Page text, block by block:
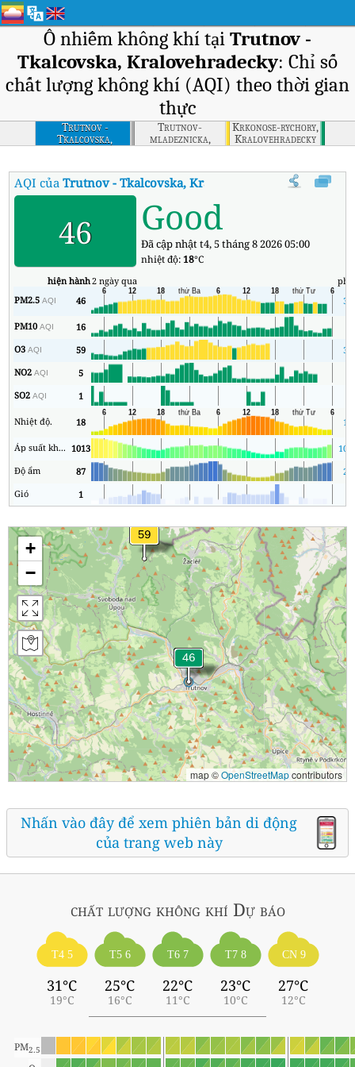
Ô nhiễm không khí tại Trutnov -
Tkalcovska, Kralovehradecky: Chỉ số
chất lượng không khí (AQI) theo thời gian
thực
Trutnov -
Tkalcovska,
Kralovehradecky
Trutnov-
mladeznicka,
Kralovehradecky
Krkonose-rychory,
Kralovehradecky
AQI củaTrutnov - Tkalcovska, Kralovehradecky :Chỉ số chất
46 Good
Đã cập nhật t4, 5 tháng 8 2026 05:00
nhiệt độ: 18°C
hiện hành2 ngày qua
PM2.5AQI 46 31
PM10AQI 16
O3AQI 59
34
NO2AQI 5
SO2AQI 1
Nhiệt độ. 18 16
Áp suất không khí 1013
Độ ẩm
87
24
Gió
1
+
−
map ©OpenStreetMapcontributors
Nhấn vào đây để xem phiên bản di động
của trang web này
chất lượng không khí Dự báo
T4 5
31°C
19°C
T5 6
25°C
16°C
T6 7
22°C
11°C
T7 8
23°C
10°C
CN 9
27°C
12°C
PM2.5